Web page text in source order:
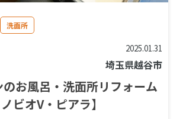
洗面所
2025.01.31
埼玉県越谷市
お風呂・洗面所リフォーム
ビオV・ピアラ】